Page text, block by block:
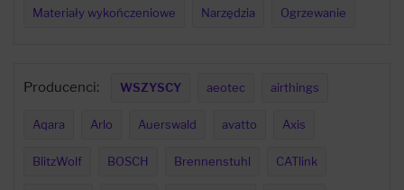
Materiały wykończeniowe Narzędzia Ogrzewanie
Producenci: WSZYSCY aeotec airthings
Aqara Arlo Auerswald avatto Axis
BlitzWolf BOSCH Brennenstuhl CATlink